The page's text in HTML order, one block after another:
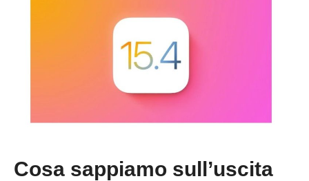
Cosa sappiamo sull’uscita